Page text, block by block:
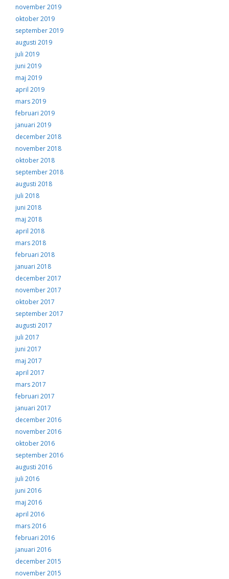
november 2019
oktober 2019
september 2019
augusti 2019
juli 2019
juni 2019
maj 2019
april 2019
mars 2019
februari 2019
januari 2019
december 2018
november 2018
oktober 2018
september 2018
augusti 2018
juli 2018
juni 2018
maj 2018
april 2018
mars 2018
februari 2018
januari 2018
december 2017
november 2017
oktober 2017
september 2017
augusti 2017
juli 2017
juni 2017
maj 2017
april 2017
mars 2017
februari 2017
januari 2017
december 2016
november 2016
oktober 2016
september 2016
augusti 2016
juli 2016
juni 2016
maj 2016
april 2016
mars 2016
februari 2016
januari 2016
december 2015
november 2015